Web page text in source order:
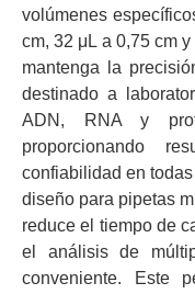
volúmenes
cm, 32 μL a 0,75 cm
mantenga la
destinado a
ADN, RNA y
proporcionando
confiabilidad en
diseño para pipetas
reduce el tiempo de
el análisis de
conveniente. Este